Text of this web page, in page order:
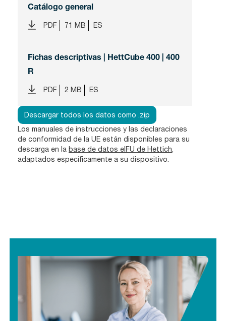
Catálogo general
PDF 71 MB ES
Fichas descriptivas | HettCube 400 | 400
R
PDF 2 MB ES
Descargar todos los datos como .zip
Los manuales de instrucciones y las declaraciones
de conformidad de la UE están disponibles para su
descarga en la base de datos eIFU de Hettich,
adaptados específicamente a su dispositivo.